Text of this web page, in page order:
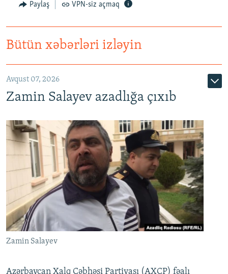
Paylaş VPN-siz açmaq
Bütün xəbərləri izləyin
Avqust 07, 2026
Zamin Salayev azadlığa çıxıb
Zamin Salayev
Azərbaycan Xalq Cəbhəsi Partiyası (AXCP) fəalı